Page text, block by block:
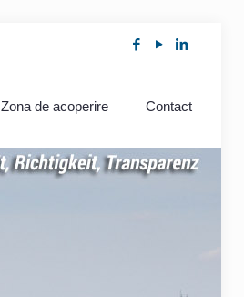
Zona de acoperire Contact